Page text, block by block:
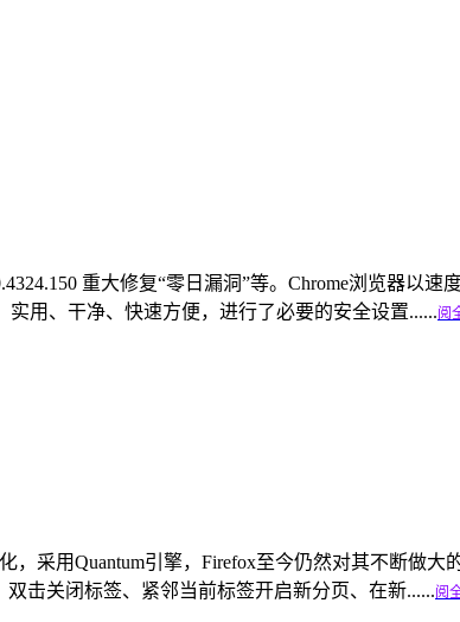
重大修复“零日漏洞”等。Chrome浏览器以
用、干净、快速方便，进行了必要的安全设置......阅
，采用Quantum引擎，Firefox至今仍然对其不断做大
击关闭标签、紧邻当前标签开启新分页、在新......阅